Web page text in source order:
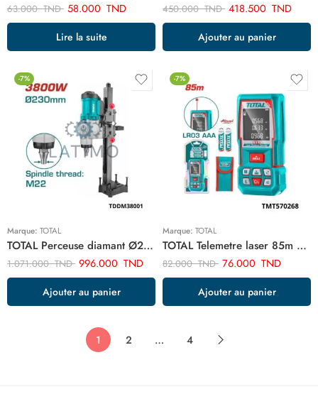
63.000TND 58.000 TND
Lire la suite
450.000TND 418.500 TND
Ajouter au panier
-7%
Marque: TOTAL
TOTAL Perceuse diamant Ø22 3800W TDDM38001
1.071.000TND 996.000 TND
Ajouter au panier
-7%
Marque: TOTAL
TOTAL Telemetre laser 85m TMT570268
82.000TND 76.000 TND
Ajouter au panier
1 2 … 4